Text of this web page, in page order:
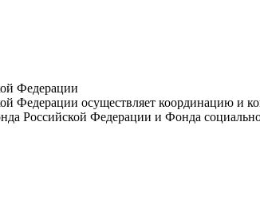
Федерации
Федерации осуществляет координацию и
Российской Федерации и Фонда